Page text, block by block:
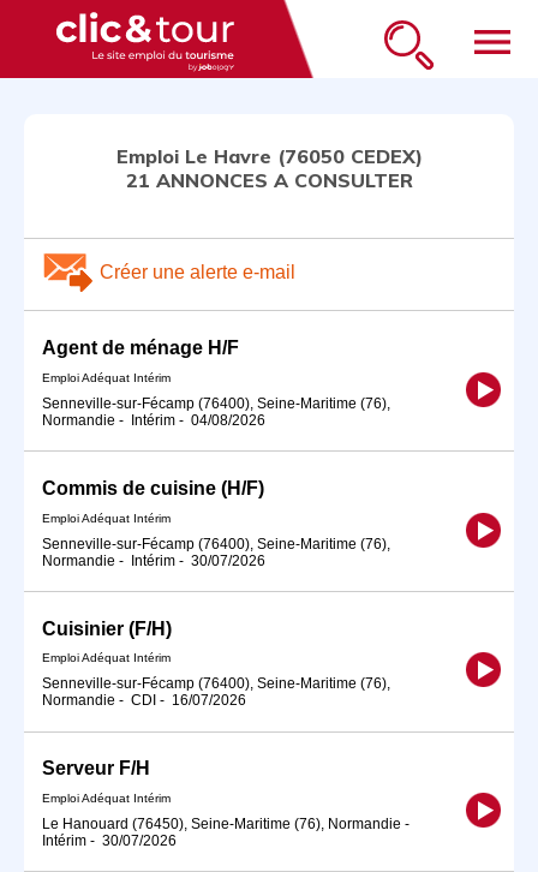
menu
Emploi Le Havre (76050 CEDEX)
21 ANNONCES A CONSULTER
Créer une alerte e-mail
Agent de ménage H/F
Emploi Adéquat Intérim
Senneville-sur-Fécamp (76400), Seine-Maritime (76),
Normandie - Intérim - 04/08/2026
Commis de cuisine (H/F)
Emploi Adéquat Intérim
Senneville-sur-Fécamp (76400), Seine-Maritime (76),
Normandie - Intérim - 30/07/2026
Cuisinier (F/H)
Emploi Adéquat Intérim
Senneville-sur-Fécamp (76400), Seine-Maritime (76),
Normandie - CDI - 16/07/2026
Serveur F/H
Emploi Adéquat Intérim
Le Hanouard (76450), Seine-Maritime (76), Normandie -
Intérim - 30/07/2026